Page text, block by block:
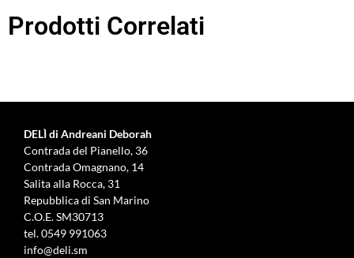
Prodotti Correlati
DELÌ di Andreani Deborah
Contrada del Pianello, 36
Contrada Omagnano, 14
Salita alla Rocca, 31
Repubblica di San Marino
C.O.E. SM30713
tel.0549 991063
info@deli.sm